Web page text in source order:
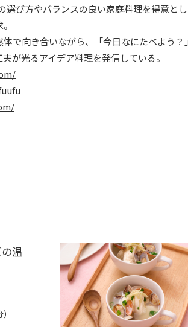
選び方やバランスの良い家庭料理を得意と
で向き合いながら、「今日なにたべよう
が光るアイデア料理を発信している。
温